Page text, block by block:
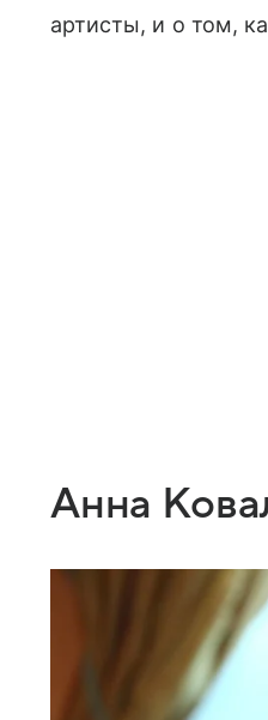
артисты, и о том,
Анна